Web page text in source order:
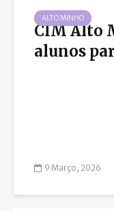
ALTO MINHO
CIM Alto
alunos
9 Março, 2026